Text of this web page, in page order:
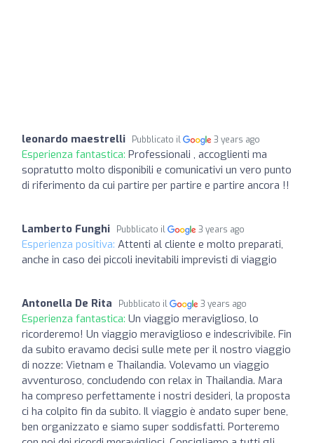
leonardo maestrelli Pubblicato il 3 years ago
Esperienza fantastica: Professionali , accoglienti ma
sopratutto molto disponibili e comunicativi un vero punto
di riferimento da cui partire per partire e partire ancora !!
Lamberto Funghi Pubblicato il 3 years ago
Esperienza positiva: Attenti al cliente e molto preparati,
anche in caso dei piccoli inevitabili imprevisti di viaggio
Antonella De Rita Pubblicato il 3 years ago
Esperienza fantastica: Un viaggio meraviglioso, lo
ricorderemo! Un viaggio meraviglioso e indescrivibile. Fin
da subito eravamo decisi sulle mete per il nostro viaggio
di nozze: Vietnam e Thailandia. Volevamo un viaggio
avventuroso, concludendo con relax in Thailandia. Mara
ha compreso perfettamente i nostri desideri, la proposta
ci ha colpito fin da subito. Il viaggio è andato super bene,
ben organizzato e siamo super soddisfatti. Porteremo